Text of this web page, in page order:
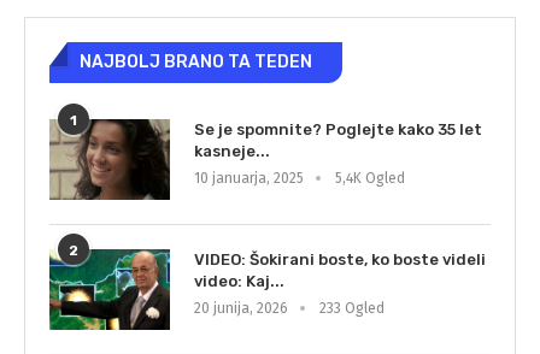
NAJBOLJ BRANO TA TEDEN
1
Se je spomnite? Poglejte kako 35 let
kasneje...
10 januarja, 2025 5,4K Ogled
2
VIDEO: Šokirani boste, ko boste videli
video: Kaj...
20 junija, 2026 233 Ogled